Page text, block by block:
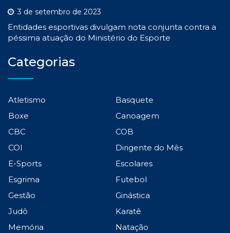
3 de setembro de 2023
Entidades esportivas divulgam nota conjunta contra a
péssima atuação do Ministério do Esporte
Categorias
Atletismo
Basquete
Boxe
Canoagem
CBC
COB
COI
Dirigente do Mês
E-Sports
Escolares
Esgrima
Futebol
Gestão
Ginástica
Judô
Karatê
Memória
Natação